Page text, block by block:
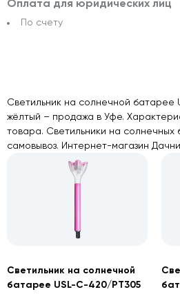
Оплата для юридических лиц
По счету
Светильник на солнечной батарее
жёлтый – продажа в Уфе.
товара. Светильники на солнечных
самовывоз. Интернет-магазин
Светильник на солнечной
батарее USL-C-420/PT305